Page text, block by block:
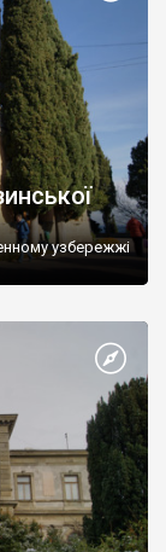
узбережжі